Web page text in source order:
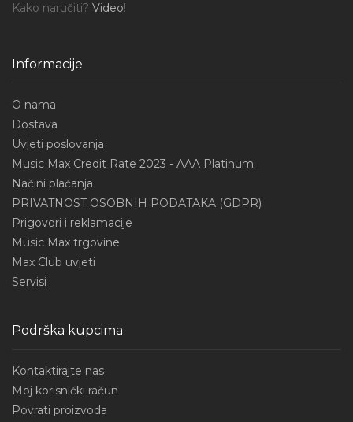
Kako naručiti? Video!
Informacije
O nama
Dostava
Uvjeti poslovanja
Music Max Credit Rate 2023 - AAA Platinum
Načini plaćanja
PRIVATNOST OSOBNIH PODATAKA (GDPR)
Prigovori i reklamacije
Music Max trgovine
Max Club uvjeti
Servisi
Podrška kupcima
Kontaktirajte nas
Moj korisnički račun
Povrati proizvoda